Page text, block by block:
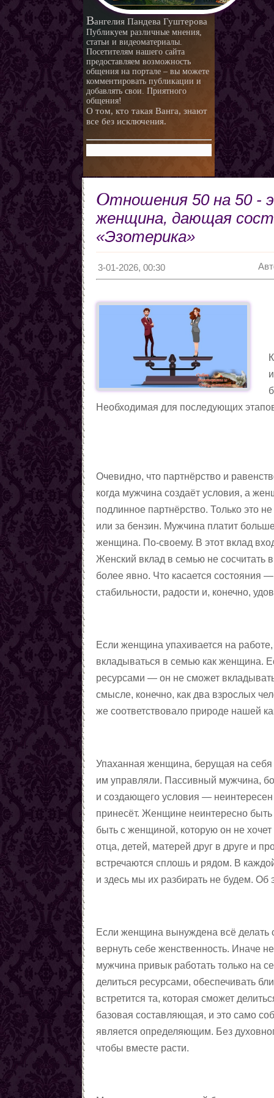
Вангелия Пандева Гуштерова
Публикуем различные мнения,
статьи и видеоматериалы.
Посетителям нашего сайта
предоставляем возможность
общения на портале – вы можете
комментировать публикации и
добавлять свои. Приятного
общения!
О том, кто такая Ванга, знают
все без исключения.
Отношения 50 на 50 -
женщина, дающая
«Эзотерика»
3-01-2026, 00:30
Необходимая для последующих
Очевидно, что партнёрство и
когда мужчина создаёт условия, а
подлинное партнёрство. Только это
или за бензин. Мужчина платит
женщина. По-своему. В этот вклад
Женский вклад в семью не сосчитать
более явно. Что касается состояния
стабильности, радости и, конечно,
Если женщина упахивается на
вкладываться в семью как женщина.
ресурсами — он не сможет
смысле, конечно, как два взрослых
же соответствовало природе нашей
Упаханная женщина, берущая на себя
им управляли. Пассивный мужчина,
и создающего условия —
принесёт. Женщине неинтересно
быть с женщиной, которую он не
отца, детей, матерей друг в друге и
встречаются сплошь и рядом. В
и здесь мы их разбирать не будем. Об
Если женщина вынуждена всё делать
вернуть себе женственность. Иначе
мужчина привык работать только на
делиться ресурсами, обеспечивать
встретится та, которая сможет
базовая составляющая, и это само
является определяющим. Без
чтобы вместе расти.